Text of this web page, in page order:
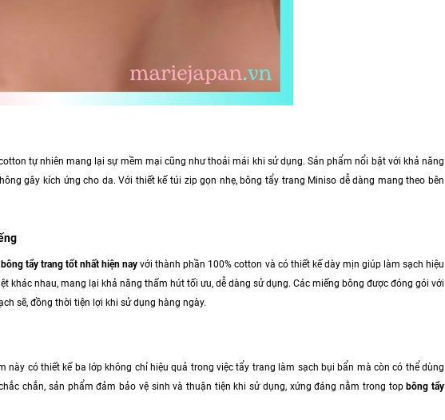
tự nhiên mang lại sự mềm mại cũng như thoải mái khi sử dụng. Sản phẩm nổi bật với khả năng
gây kích ứng cho da. Với thiết kế túi zip gọn nhẹ, bông tẩy trang Miniso dễ dàng mang theo bên
bông tẩy trang tốt nhất hiện nay với thành phần 100% cotton và có thiết kế dày mịn giúp làm sạch hiệu
nhau, mang lại khả năng thấm hút tối ưu, dễ dàng sử dụng. Các miếng bông được đóng gói với
sẽ, đồng thời tiện lợi khi sử dụng hàng ngày.
có thiết kế ba lớp không chỉ hiệu quả trong việc tẩy trang làm sạch bụi bẩn mà còn có thể dùng
chắn, sản phẩm đảm bảo vệ sinh và thuận tiện khi sử dụng, xứng đáng nằm trong top bông tẩy